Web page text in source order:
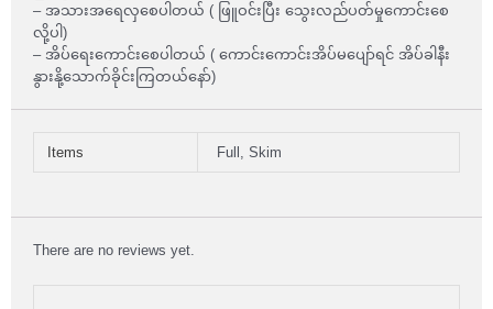
– အသားအရေလှစေပါတယ် ( ဖြူဝင်းပြီး သွေးလည်ပတ်မှုကောင်းစေ
လို့ပါ)
– အိပ်ရေးကောင်းစေပါတယ် ( ကောင်းကောင်းအိပ်မပျော်ရင် အိပ်ခါနီး
နွားနို့သောက်ခိုင်းကြတယ်နော်)
Items Full, Skim
There are no reviews yet.